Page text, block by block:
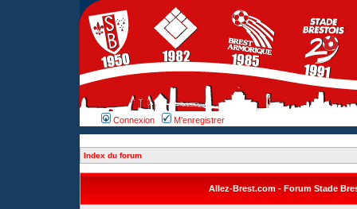
Connexion M’enregistrer
Index du forum
Allez-Brest.com - Forum Stade